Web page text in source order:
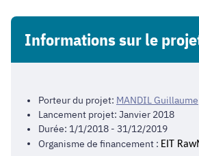
Informations sur le
Porteur du projet: MANDIL Guillaume
Lancement projet: Janvier 2018
Durée: 1/1/2018 - 31/12/2019
Organisme de financement : EIT